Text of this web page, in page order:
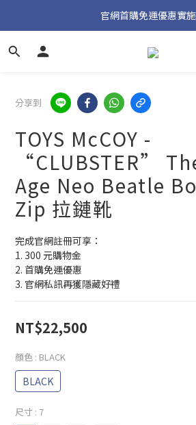
加入官方 LINE 獲取隱藏
官網首購免運優惠實
加入官方 LINE 獲取隱藏
分享到
TOYS McCOY -
“CLUBSTER”
Age Neo Beatle
Zip 拉鏈靴
完成官網註冊可享：
1. 300 元購物金
2. 首購免運優惠
3. 官網私訊再獲隱藏好禮
NT$22,500
顏色 : BLACK
BLACK
尺寸 : 7